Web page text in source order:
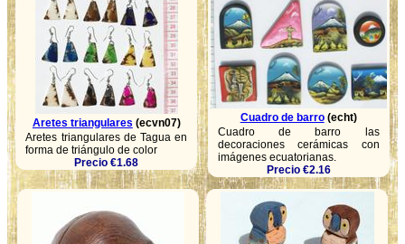
Aretes triangulares (ecvn07)
Aretes triangulares de Tagua en
forma de triángulo de color
Precio €1.68
Cuadro de barro(echt)
Cuadro de barro las
decoraciones cerámicas con
imágenes ecuatorianas.
Precio €2.16